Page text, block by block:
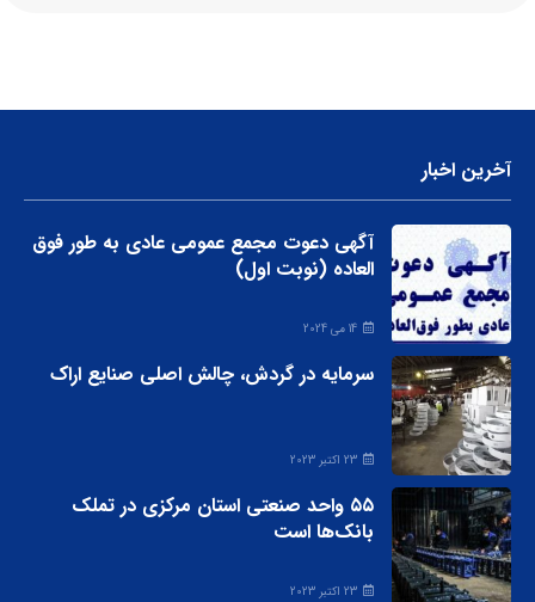
آخرین اخبار
آگهی دعوت مجمع عمومی عادی به طور فوق
العاده (نوبت اول)
14 می 2024
سرمایه در گردش، چالش اصلی صنایع اراک
23 اکتبر 2023
۵۵ واحد صنعتی استان مرکزی در تملک
بانک‌ها است
23 اکتبر 2023